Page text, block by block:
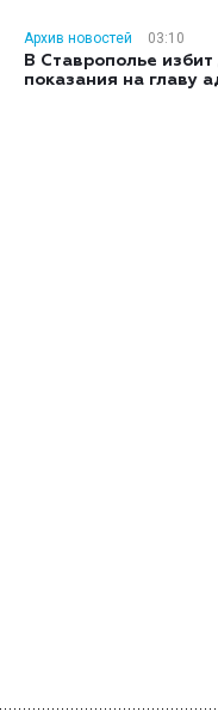
Архив новостей
03:10
В Ставрополье
показания на главу